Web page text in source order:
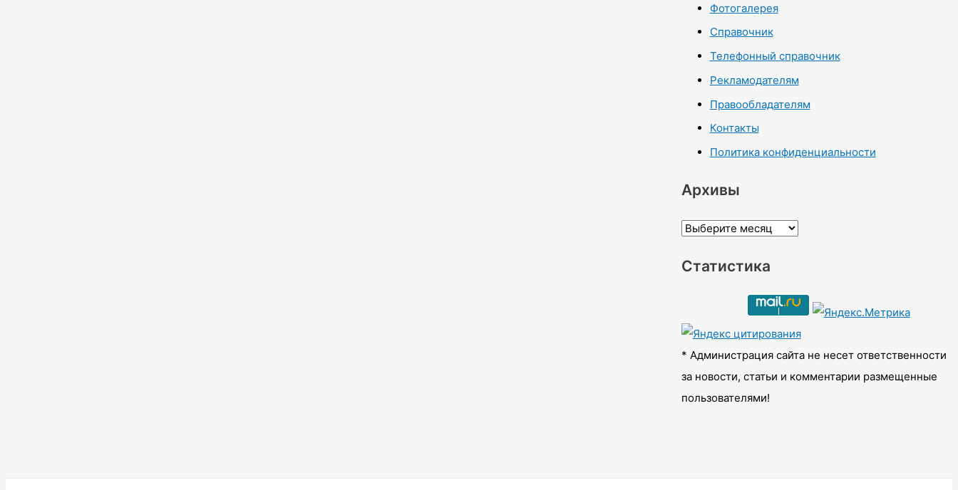
Фотогалерея
Справочник
Телефонный справочник
Рекламодателям
Правообладателям
Контакты
Политика конфиденциальности
Архивы
А
х
ы
Статистика
* Администрация сайта не несет ответственности
за новости, статьи и комментарии размещенные
пользователями!